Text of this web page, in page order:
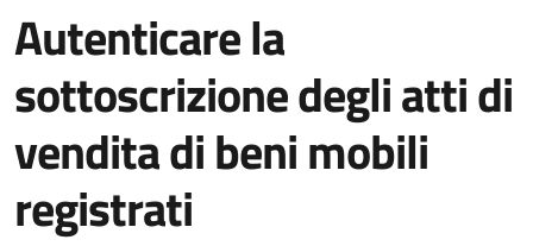
Autenticare la
sottoscrizione degli atti di
vendita di beni mobili
registrati